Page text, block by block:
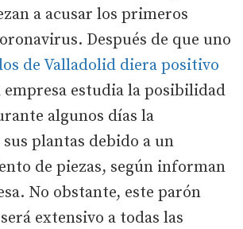
a acusar los primeros
Después de que uno
de Valladolid diera positivo
empresa estudia la posibilidad
algunos días la
plantas debido a un
de piezas, según informan
No obstante, este parón
extensivo a todas las